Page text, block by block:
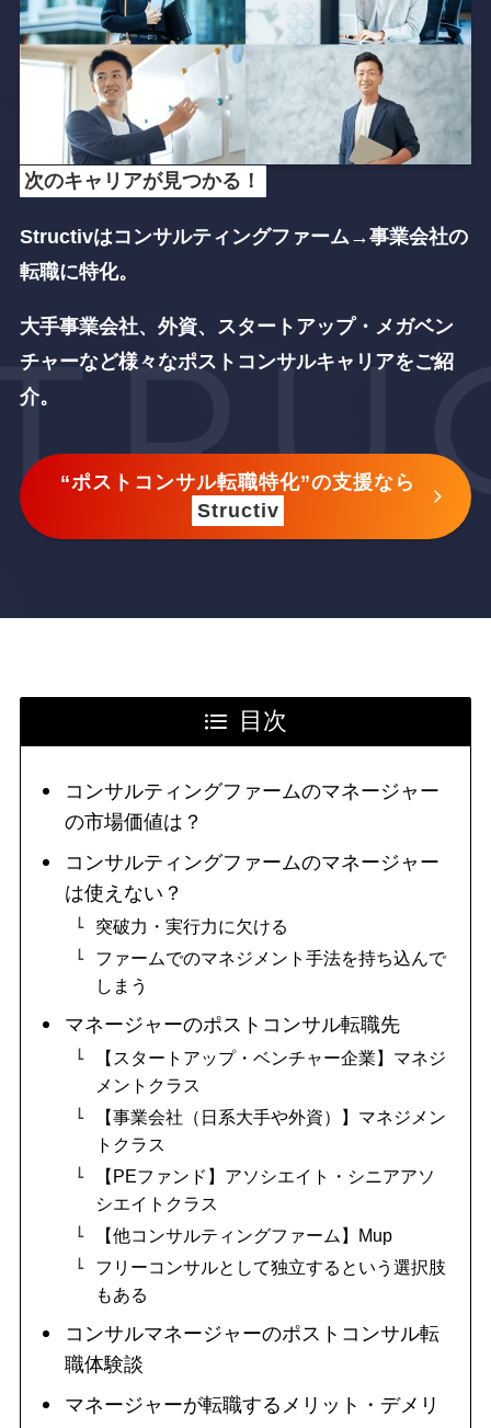
次のキャリアが見つかる！
Structivはコンサルティングファーム→事業会社の
転職に特化。
大手事業会社、外資、スタートアップ・メガベン
チャーなど様々なポストコンサルキャリアをご紹
介。
“ポストコンサル転職特化”の支援なら
Structiv
目次
コンサルティングファームのマネージャー
の市場価値は？
コンサルティングファームのマネージャー
は使えない？
突破力・実行力に欠ける
ファームでのマネジメント手法を持ち込んで
しまう
マネージャーのポストコンサル転職先
【スタートアップ・ベンチャー企業】マネジ
メントクラス
【事業会社（日系大手や外資）】マネジメン
トクラス
【PEファンド】アソシエイト・シニアアソ
シエイトクラス
【他コンサルティングファーム】Mup
フリーコンサルとして独立するという選択肢
もある
コンサルマネージャーのポストコンサル転
職体験談
マネージャーが転職するメリット・デメリ